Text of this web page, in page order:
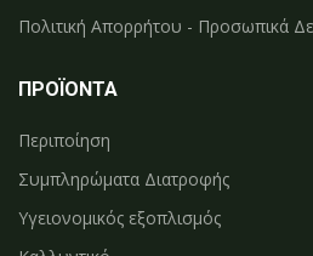
Πολιτική Απορρήτου - Προσωπικά
ΠΡΟΪΟΝΤΑ
Περιποίηση
Συμπληρώματα Διατροφής
Υγειονομικός εξοπλισμός